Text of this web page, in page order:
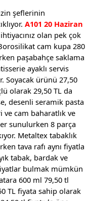
şeflerinin
A101 20 Haziran
olan pek çok
cam kupa 280
paşabahçe saklama
ayaklı servis
Soyacak ürünü 27,50
olarak 29,50 TL da
desenli seramik pasta
cam baharatlık ve
sunulurken 8 parça
Metaltex tabaklık
tava rafı aynı fiyatla
tabak, bardak ve
bulmak mümkün
600 ml 79,50 tl
TL fiyata sahip olarak